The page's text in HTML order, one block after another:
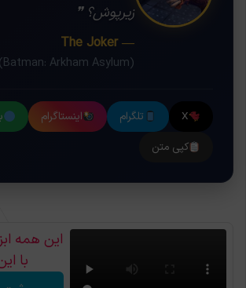
زیرپوش؟ ❞
— The Joker
(Batman: Arkham Asylum)
X تلگرام اینستاگرام
کپی متن
این همه
با